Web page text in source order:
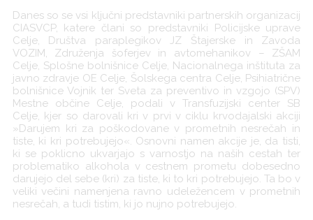
Danes so se vsi ključni predstavniki partnerskih organizacij
CIASVCP, katere člani so predstavniki Policijske uprave
Celje, Društva paraplegikov JZ Štajerske in Zavoda
VOZIM, Združenja šoferjev in avtomehanikov – ZŠAM
Celje, Splošne bolnišnice Celje, Nacionalnega inštituta za
javno zdravje OE Celje, Šolskega centra Celje, Psihiatrične
bolnišnice Vojnik ter Sveta za preventivo in vzgojo (SPV)
Mestne občine Celje, podali v Transfuzijski center SB
Celje, kjer so darovali kri v prvi v ciklu krvodajalski akciji
»Darujem kri za poškodovane v prometnih nesrečah in
tiste, ki kri potrebujejo«. Osnovni namen akcije je, da tisti,
ki se poklicno ukvarjajo s varnostjo na naših cestah ter
problematiko alkohola v cestnem prometu dobesedno
darujejo del sebe (kri) za tiste, ki to kri potrebujejo. Ta bo v
veliki večini namenjena ravno udeležencem v prometnih
nesrečah, a tudi tistim, ki jo nujno potrebujejo.